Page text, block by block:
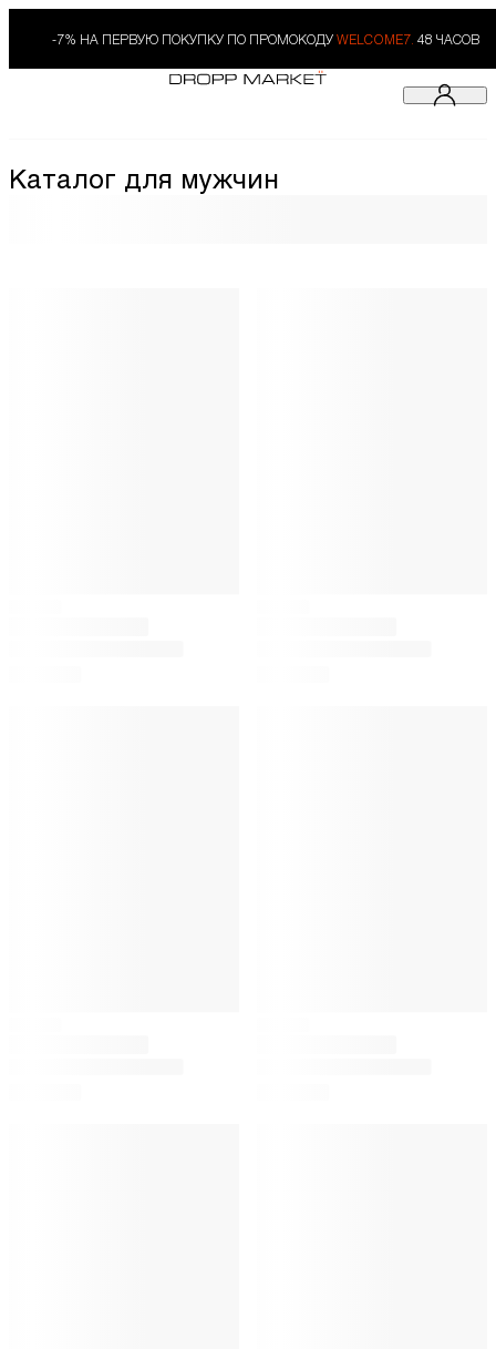
-7% НА ПЕРВУЮ ПОКУПКУ ПО ПРОМОКОДУ WELCOME7. 48 ЧАСОВ
Каталог для мужчин